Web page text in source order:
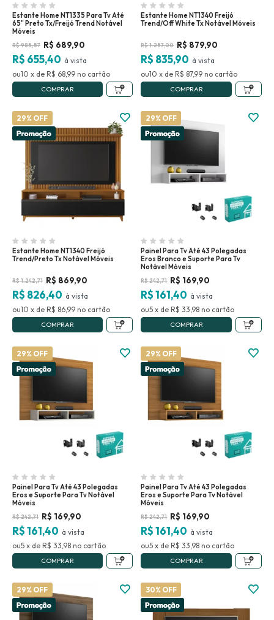
Estante Home NT1335 Para Tv Até
65" Preto Tx/Freijó Trend Notável
Móveis
R$985,57 R$ 689,90
R$ 655,40
10 x de R$ 68,99 no
COMPRAR
Estante Home NT1340 Freijó
Trend/Off White Tx Notável Móveis
R$1.257,00 R$ 879,90
R$ 835,90
10 x de R$ 87,99 no
COMPRAR
29% OFF
Estante Home NT1340 Freijó
Trend/Preto Tx Notável Móveis
R$1.242,71 R$ 869,90
R$ 826,40
10 x de R$ 86,99 no
COMPRAR
29% OFF
Painel Para Tv Até 43 Polegadas
Eros Branco e Suporte Para Tv
Notável Móveis
R$242,71 R$ 169,90
R$ 161,40
5 x de R$ 33,98 no
COMPRAR
29% OFF
Painel Para Tv Até 43 Polegadas
Eros e Suporte Para Tv Notável
Móveis
R$242,71 R$ 169,90
R$ 161,40
5 x de R$ 33,98 no
COMPRAR
29% OFF
Painel Para Tv Até 43 Polegadas
Eros e Suporte Para Tv Notável
Móveis
R$242,71 R$ 169,90
R$ 161,40
5 x de R$ 33,98 no
COMPRAR
29% OFF 30% OFF